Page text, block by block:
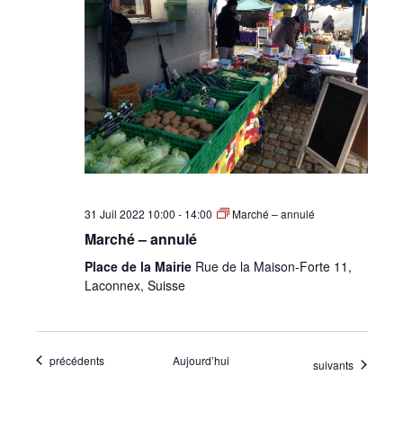
31 Juil 2022 10:00 - 14:00 Marché – annulé
Marché – annulé
Place de la Mairie Rue de la Maison-Forte 11,
Laconnex, Suisse
Évènements
précédents Aujourd’hui Évènements
suivants